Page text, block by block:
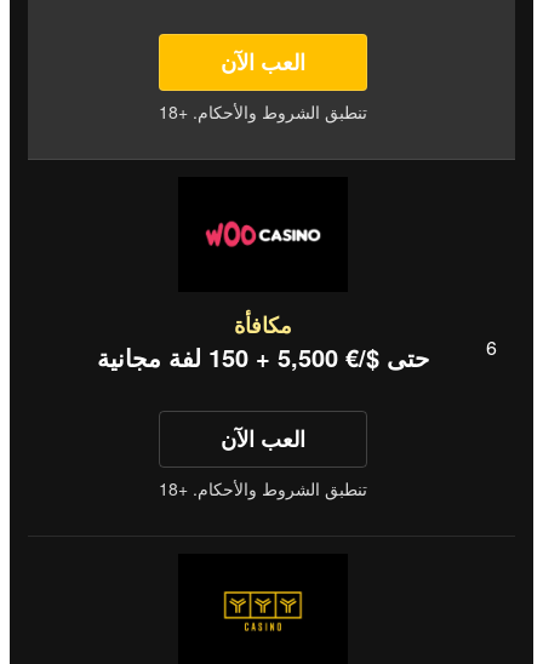
العب الآن
تنطبق الشروط والأحكام. +18
مكافأة
حتى $/€ 5,500 + 150 لفة مجانية
العب الآن
تنطبق الشروط والأحكام. +18